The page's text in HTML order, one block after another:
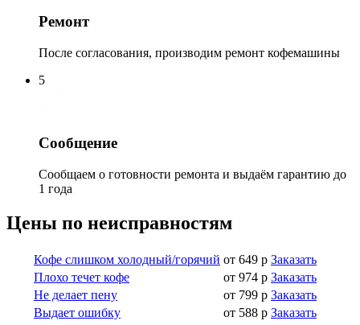
Ремонт
После согласования, производим ремонт кофемашины
5
Сообщение
Сообщаем о готовности ремонта и выдаём гарантию до
1 года
Цены по неисправностям
Кофе слишком холодный/горячий от 649 р Заказать
Плохо течет кофе
от 974 р Заказать
Не делает пену
от 799 р Заказать
Выдает ошибку
от 588 р Заказать